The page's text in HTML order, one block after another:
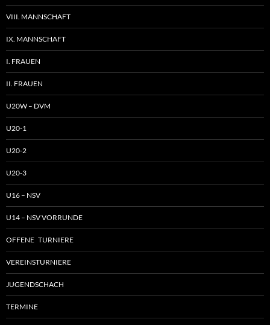
VIII. MANNSCHAFT
IX. MANNSCHAFT
I. FRAUEN
II. FRAUEN
U20W – DVM
U20-1
U20-2
U20-3
U16 – NSV
U14 – NSV VORRUNDE
OFFENE TURNIERE
VEREINSTURNIERE
JUGENDSCHACH
TERMINE